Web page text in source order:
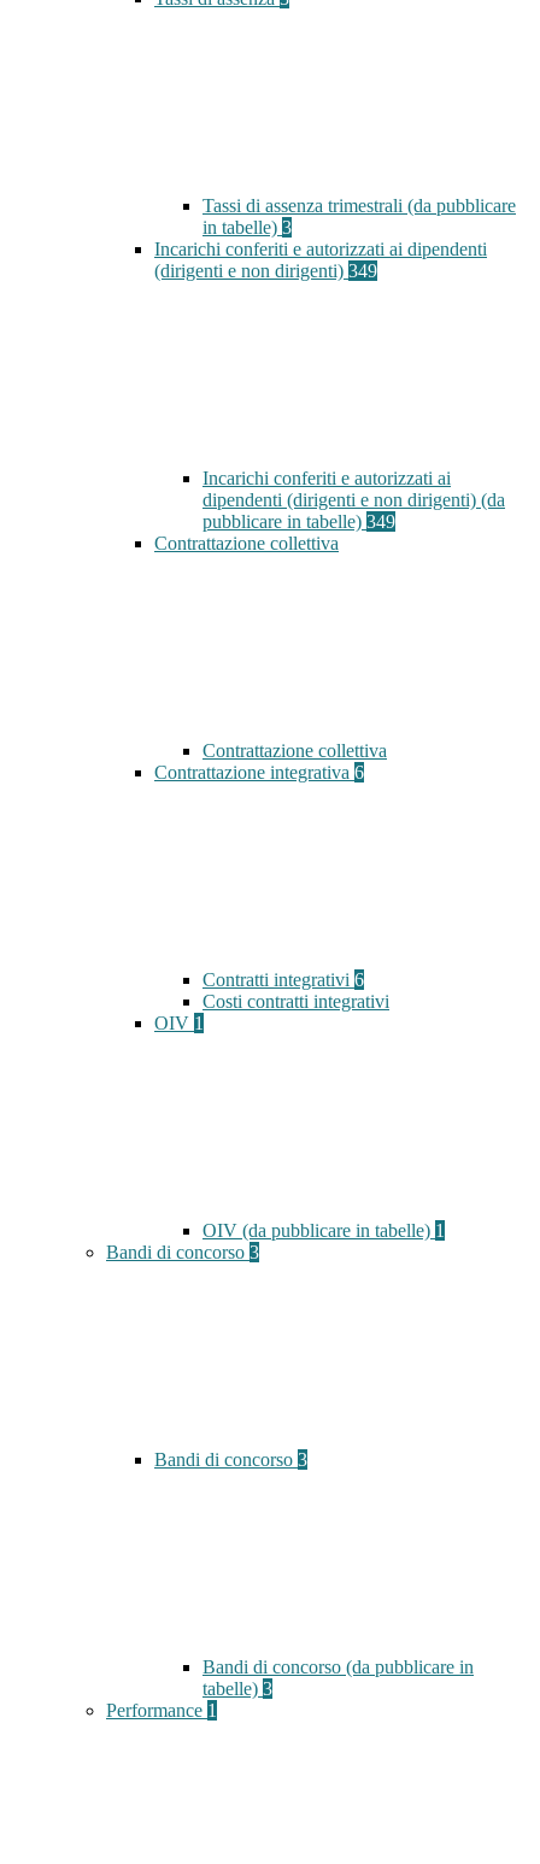
Tassi di assenza trimestrali (da pubblicare
in tabelle) 3
Incarichi conferiti e autorizzati ai dipendenti
(dirigenti e non dirigenti) 349
Incarichi conferiti e autorizzati ai
dipendenti (dirigenti e non dirigenti) (da
pubblicare in tabelle) 349
Contrattazione collettiva
Contrattazione collettiva
Contrattazione integrativa 6
Contratti integrativi 6
Costi contratti integrativi
OIV 1
OIV (da pubblicare in tabelle) 1
Bandi di concorso 3
Bandi di concorso 3
Bandi di concorso (da pubblicare in
tabelle) 3
Performance 1